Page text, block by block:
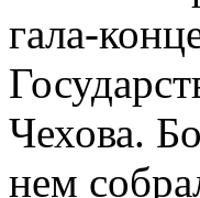
гала-
Чехова.
нем